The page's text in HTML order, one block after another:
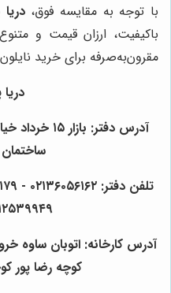
با توجه به مقایسه فوق،
باکیفیت، ارزان قیمت و
مقرون‌به‌صرفه برای خرید
آدرس دفتر:
ساختمان
۰۹۲۱۲۵۳۹۹۴۹
آدرس کارخانه: اتوبان ساوه
کوچه رضا پور